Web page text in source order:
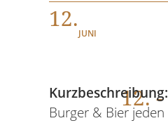
12.
JUNI
12. -
Kurzbeschreibung:
Burger & Bier